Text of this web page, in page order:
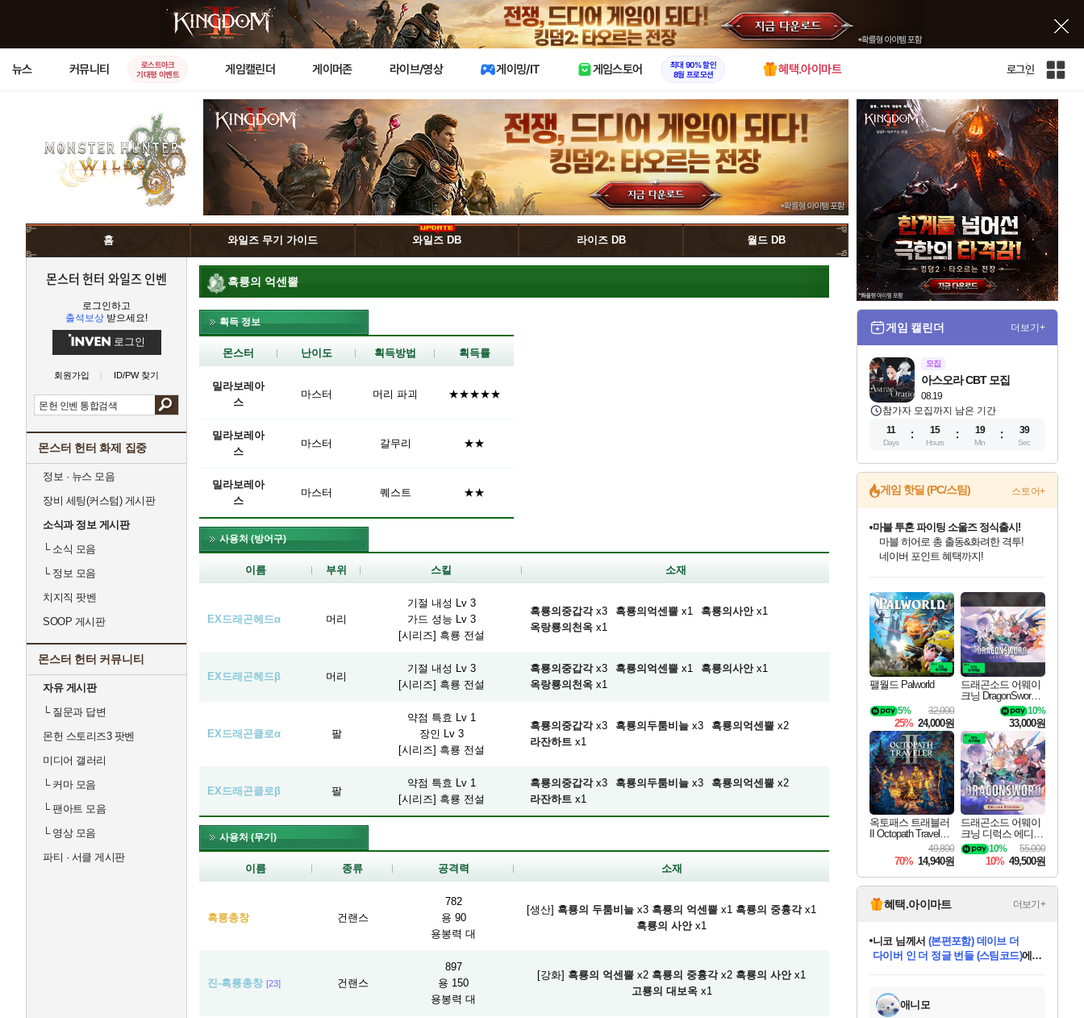
X
뉴스 커뮤니티
로스트아크
기대평 이벤트
게임캘린더 게이머존 라이브/영상 게이밍/IT 게임스토어
최대 90% 할인
8월 프로모션
혜택.아이마트 로그인
인
전
체
사
이
트
맵
홈 와일즈 무기 가이드 와일즈 DB 라이즈 DB 월드 DB
몬스터 헌터 와일즈 인벤
로그인하고
출석보상 받으세요!
로그인
회원가입 ID/PW 찾기
몬스터 헌터 화제 집중
정보 · 뉴스 모음
장비 세팅(커스텀) 게시판
소식과 정보 게시판
└소식 모음
└정보 모음
치지직 팟벤
SOOP 게시판
몬스터 헌터 커뮤니티
자유 게시판
└질문과 답변
몬헌 스토리즈3 팟벤
미디어 갤러리
└커마 모음
└팬아트 모음
└영상 모음
파티 · 서클 게시판
흑룡의 억센뿔
획득 정보
몬스터 난이도 획득방법 획득률
밀라보레아
스
마스터 머리 파괴 ★★★★★
밀라보레아
스
마스터 갈무리 ★★
밀라보레아
스
마스터 퀘스트 ★★
사용처 (방어구)
이름 부위 스킬 소재
EX드래곤헤드α 머리
기절 내성 Lv 3
가드 성능 Lv 3
[시리즈] 흑룡 전설
흑룡의중갑각x3 흑룡의억센뿔 x1 흑룡의사안x1
옥랑룡의천옥 x1
EX드래곤헤드β 머리
기절 내성 Lv 3
[시리즈] 흑룡 전설
흑룡의중갑각x3 흑룡의억센뿔 x1 흑룡의사안x1
옥랑룡의천옥 x1
EX드래곤클로α 팔
약점 특효 Lv 1
장인 Lv 3
[시리즈] 흑룡 전설
흑룡의중갑각x3 흑룡의두툼비늘 x3 흑룡의억센뿔 x2
라잔하트 x1
EX드래곤클로β 팔
약점 특효 Lv 1
[시리즈] 흑룡 전설
흑룡의중갑각x3 흑룡의두툼비늘 x3 흑룡의억센뿔 x2
라잔하트 x1
사용처 (무기)
이름 종류 공격력 소재
흑룡총창 건랜스
782
용 90
용봉력 대
[생산] 흑룡의 두툼비늘 x3 흑룡의 억센뿔 x1 흑룡의 중흉각x1
흑룡의 사안x1
진-흑룡총창 [23] 건랜스
897
용 150
용봉력 대
[강화] 흑룡의 억센뿔 x2 흑룡의 중흉각x2 흑룡의 사안x1
고룡의 대보옥x1
게임 캘린더 더보기+
모집
08.19
아스오라 CBT 모집
참가자 모집까지 남은 기간
11
Days
15
Hours
19
Min
38
Sec
게임 핫딜 (PC/스팀) 스토어+
최대 90% 할인가를 만나보세요!
네이버혜택과 함께 만나보세요!
50%할인&추가 적립까지!
마블 투혼 파이팅 소울즈 정식출시!
마블 히어로 총 출동&화려한 격투!
네이버 포인트 혜택까지!
이니&베니 혜택까지!
네이버 혜택가와 함께 예약하세요!
할인&네이버혜택으로 만나보세요!
네이버페이 혜택과 만나보세요!
40주년 프로모션으로 만나보세요!
할인가에 만나보세요!
일부 에디션 상시 할인!
혜택으로 예약 판매 중
편안하게 충전하세요
팰월드 Palworld
32,000
5%
25% 24,000원
드래곤소드 어웨이
크닝 DragonSword A
10%
33,000원
옥토패스 트래블러
II Octopath Traveler I
49,800
70% 14,940원
드래곤소드 어웨이
크닝 디럭스 에디션
DragonSword Awake
ning Deluxe Edition
55,000
10%
10% 49,500원
혜택.아이마트 더보기+
교환.
당첨되셨습니다.
니코님께서 (본편포함) 데이브 더
다이버 인 더 정글 번들 (스팀코드)에
당첨되셨습니다.
당첨되셨습니다.
당첨되셨습니다.
당첨되셨습니다.
당첨되셨습니다.
에디션 (스팀코드)
당첨되셨습니다.
애니모